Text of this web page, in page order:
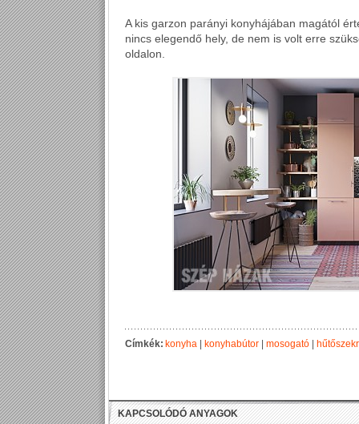
A kis garzon parányi konyhájában magától
nincs elegendő hely, de nem is volt erre
oldalon.
Címkék: konyha konyhabútor mosogató
KAPCSOLÓDÓ ANYAGOK